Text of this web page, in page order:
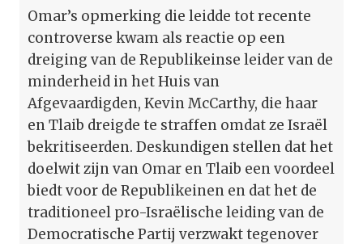
Omar’s opmerking die leidde tot recente
controverse kwam als reactie op een
dreiging van de Republikeinse leider van de
minderheid in het Huis van
Afgevaardigden, Kevin McCarthy, die haar
en Tlaib dreigde te straffen omdat ze Israël
bekritiseerden. Deskundigen stellen dat het
doelwit zijn van Omar en Tlaib een voordeel
biedt voor de Republikeinen en dat het de
traditioneel pro-Israëlische leiding van de
Democratische Partij verzwakt tegenover